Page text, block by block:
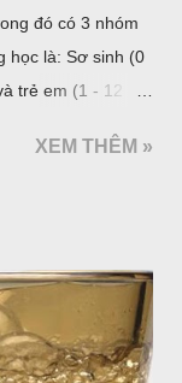
đó có 3 nhóm
học là: Sơ sinh (0
trẻ em (1 - 12
nhóm trẻ lớn từ 6
quan nhiều đến
XEM THÊM »